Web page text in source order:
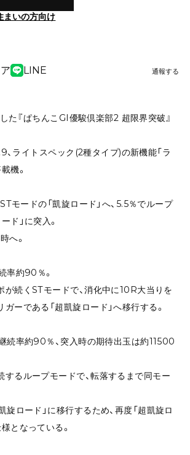
まいの方向け
LINE 通報する
た『ぱちんこGI優駿倶楽部2 超限界突破』
ライトスペック(2種タイプ)の新機能「ラ
機。
モードの「凱旋ロード」へ、5.5％でループ
ド」に突入。
へ。
率約90％。
が続くSTモードで、消化中に10R大当りを
ーである「超凱旋ロード」へ移行する。
継続率約90％、突入時の期待出玉は約11500
するループモードで、転落するまで同モー
旋ロード」に移行するため、再度「超凱旋ロ
となっている。